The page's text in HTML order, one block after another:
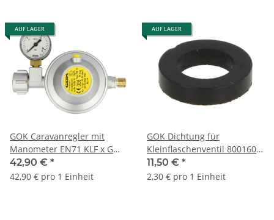
AUF LAGER
GOK Caravanregler mit
Manometer EN71 KLF x G
1/4 LH-KN
42,90 € *
42,90 € pro 1 Einheit
AUF LAGER
GOK Dichtung für
Kleinflaschenventil 8001600
VPE 5 Stück
11,50 € *
2,30 € pro 1 Einheit